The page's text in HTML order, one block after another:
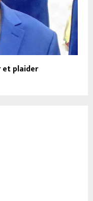
plaider